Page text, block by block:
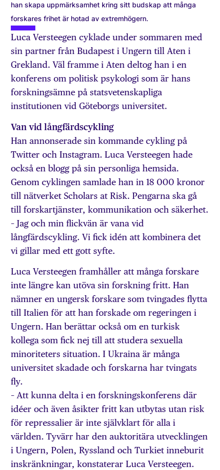
han skapa uppmärksamhet kring sitt budskap att många
forskares frihet är hotad av extremhögern.
Luca Versteegen cyklade under sommaren med
sin partner från Budapest i Ungern till Aten i
Grekland. Väl framme i Aten deltog han i en
konferens om politisk psykologi som är hans
forskningsämne på statsvetenskapliga
institutionen vid Göteborgs universitet.
Van vid långfärdscykling
Han annonserade sin kommande cykling på
Twitter och Instagram. Luca Versteegen hade
också en blogg på sin personliga hemsida.
Genom cyklingen samlade han in 18 000 kronor
till nätverket Scholars at Risk. Pengarna ska gå
till forskartjänster, kommunikation och säkerhet.
– Jag och min flickvän är vana vid
långfärdscykling. Vi fick idén att kombinera det
vi gillar med ett gott syfte.
Luca Versteegen framhåller att många forskare
inte längre kan utöva sin forskning fritt. Han
nämner en ungersk forskare som tvingades flytta
till Italien för att han forskade om regeringen i
Ungern. Han berättar också om en turkisk
kollega som fick nej till att studera sexuella
minoriteters situation. I Ukraina är många
universitet skadade och forskarna har tvingats
fly.
– Att kunna delta i en forskningskonferens där
idéer och även åsikter fritt kan utbytas utan risk
för repressalier är inte självklart för alla i
världen. Tyvärr har den auktoritära utvecklingen
i Ungern, Polen, Ryssland och Turkiet inneburit
inskränkningar, konstaterar Luca Versteegen.